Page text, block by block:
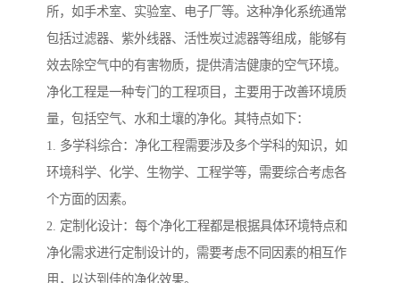
所，如手术室、实验室、电子厂等。这种净化系统通常
包括过滤器、紫外线器、活性炭过滤器等组成，能够有
效去除空气中的有害物质，提供清洁健康的空气环境。
净化工程是一种专门的工程项目，主要用于改善环境质
量，包括空气、水和土壤的净化。其特点如下：
1. 多学科综合：净化工程需要涉及多个学科的知识，如
环境科学、化学、生物学、工程学等，需要综合考虑各
个方面的因素。
2. 定制化设计：每个净化工程都是根据具体环境特点和
净化需求进行定制设计的，需要考虑不同因素的相互作
用，以达到佳的净化效果。